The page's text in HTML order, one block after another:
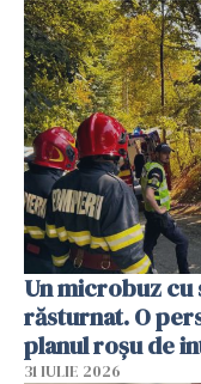
Un microbuz cu
răsturnat. O
planul roșu de
31 IULIE 2026